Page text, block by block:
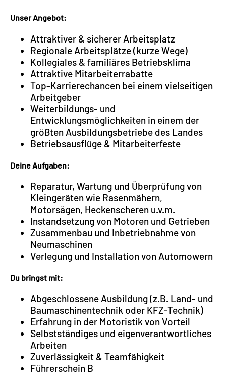
Unser Angebot:
Attraktiver & sicherer Arbeitsplatz
Regionale Arbeitsplätze (kurze Wege)
Kollegiales & familiäres Betriebsklima
Attraktive Mitarbeiterrabatte
Top-Karrierechancen bei einem vielseitigen
Arbeitgeber
Weiterbildungs- und
Entwicklungsmöglichkeiten in einem der
größten Ausbildungsbetriebe des Landes
Betriebsausflüge & Mitarbeiterfeste
Deine Aufgaben:
Reparatur, Wartung und Überprüfung von
Kleingeräten wie Rasenmähern,
Motorsägen, Heckenscheren u.v.m.
Instandsetzung von Motoren und Getrieben
Zusammenbau und Inbetriebnahme von
Neumaschinen
Verlegung und Installation von Automowern
Du bringst mit:
Abgeschlossene Ausbildung (z.B. Land- und
Baumaschinentechnik oder KFZ-Technik)
Erfahrung in der Motoristik von Vorteil
Selbstständiges und eigenverantwortliches
Arbeiten
Zuverlässigkeit & Teamfähigkeit
Führerschein B